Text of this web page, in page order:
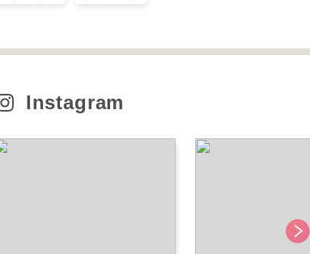
Instagram